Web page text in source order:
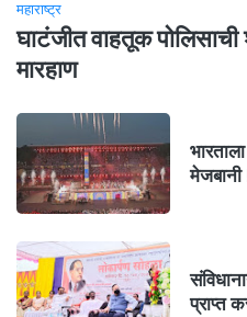
महाराष्ट्र
घाटंजीत वाहतूक
मारहाण
मेजबानी
प्राप्त